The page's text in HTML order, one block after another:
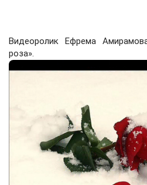
Видеоролик Ефрема
роза».